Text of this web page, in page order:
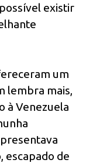
existir
um
lembra mais,
à Venezuela
escapado de